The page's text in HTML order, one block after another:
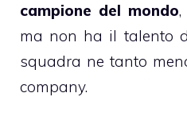
campione del mondo,
ma non ha il talento
squadra ne tanto
company.